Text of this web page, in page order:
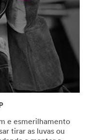
e esmerilhamento
tirar as luvas ou